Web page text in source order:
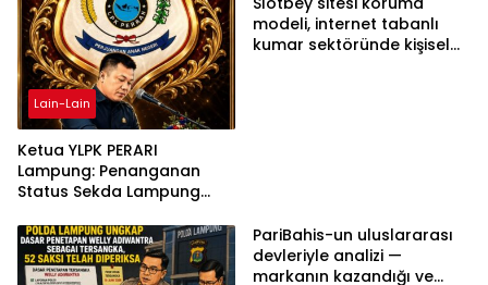
Lain-Lain
Ketua YLPK PERARI
Lampung: Penanganan
Status Sekda Lampung
Berdasarkan Aturan,
Bukan Tekanan Opini
modeli, internet tabanlı
kumar sektöründe kişisel
PariBahis-un uluslararası
devleriyle analizi —
markanın kazandığı ve